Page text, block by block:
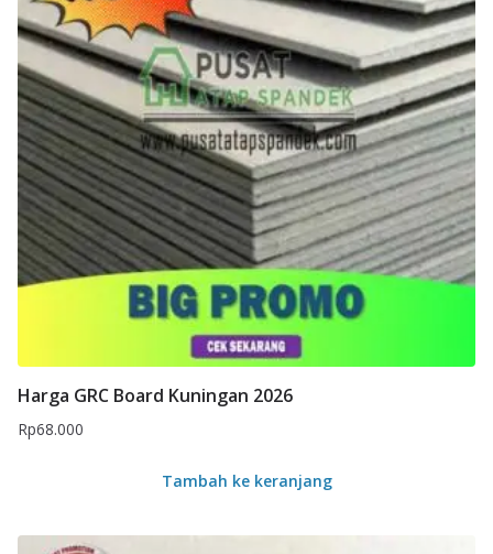
Harga GRC Board Kuningan 2026
Rp68.000
Tambah ke keranjang